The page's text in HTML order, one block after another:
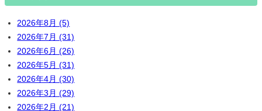
2026年8月 (5)
2026年7月 (31)
2026年6月 (26)
2026年5月 (31)
2026年4月 (30)
2026年3月 (29)
2026年2月 (21)